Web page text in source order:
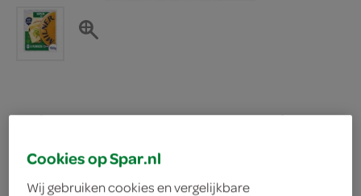
Milner kaas plakken jong
belegen komijn 30+
Cookies op Spar.nl
Wij gebruiken cookies en vergelijkbare